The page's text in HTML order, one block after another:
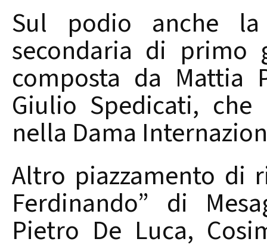
Sul podio anche
secondaria di primo
composta da Mattia
Giulio Spedicati,
nella Dama
Altro piazzamento di
Ferdinando” di
Pietro De Luca,